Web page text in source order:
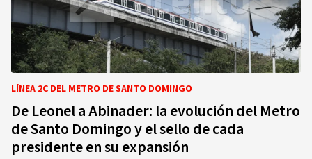
LÍNEA 2C DEL METRO DE SANTO DOMINGO
De Leonel a Abinader: la evolución del Metro
de Santo Domingo y el sello de cada
presidente en su expansión